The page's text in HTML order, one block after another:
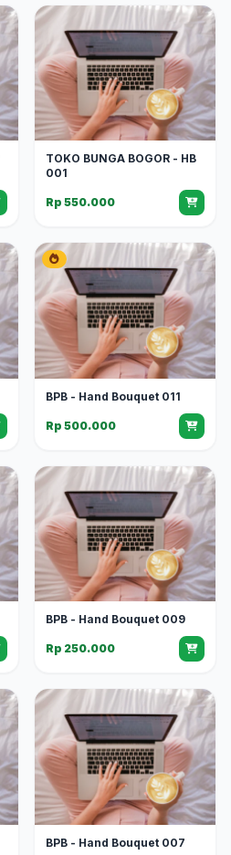
TOKO BUNGA BOGOR - HB
001
Rp 550.000
BPB - Hand Bouquet 011
Rp 500.000
BPB - Hand Bouquet 009
Rp 250.000
BPB - Hand Bouquet 007